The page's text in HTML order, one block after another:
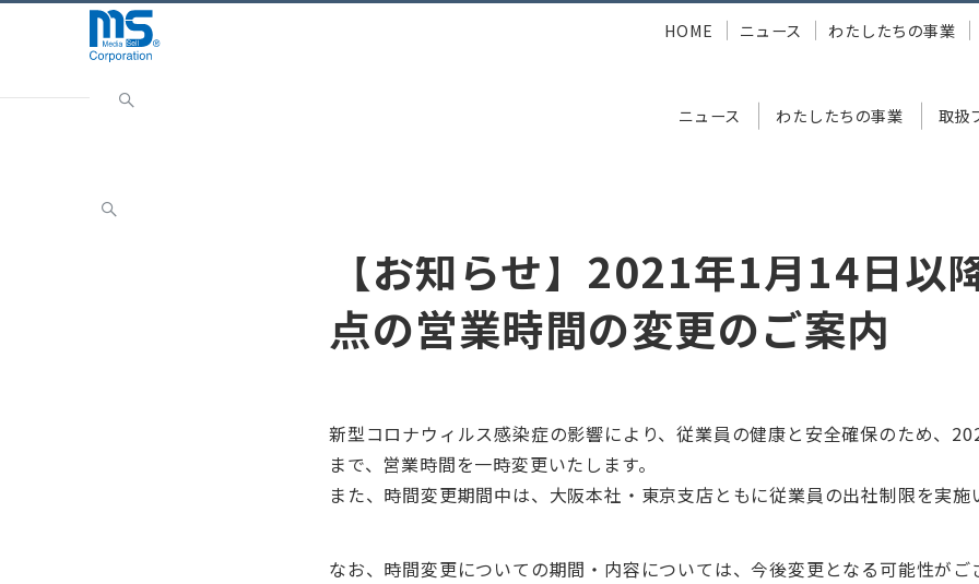
ニュース わたしたちの事業 取扱
HOME ニュース わたしたちの事業
【お知らせ】2021年1月14日以降の各拠点の営業時間の変更のご案内
【お知らせ】2021年1月14日以
点の営業時間の変更のご案内
新型コロナウィルス感染症の影響により、従業員の健康と安全確保のため、
まで、営業時間を一時変更いたします。
また、時間変更期間中は、大阪本社・東京支店ともに従業員の出社制限を実施
なお、時間変更についての期間・内容については、今後変更となる可能性がご